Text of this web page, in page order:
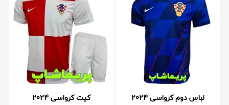
لباس دوم کرواسی 2024 کیت کرواسی 2024